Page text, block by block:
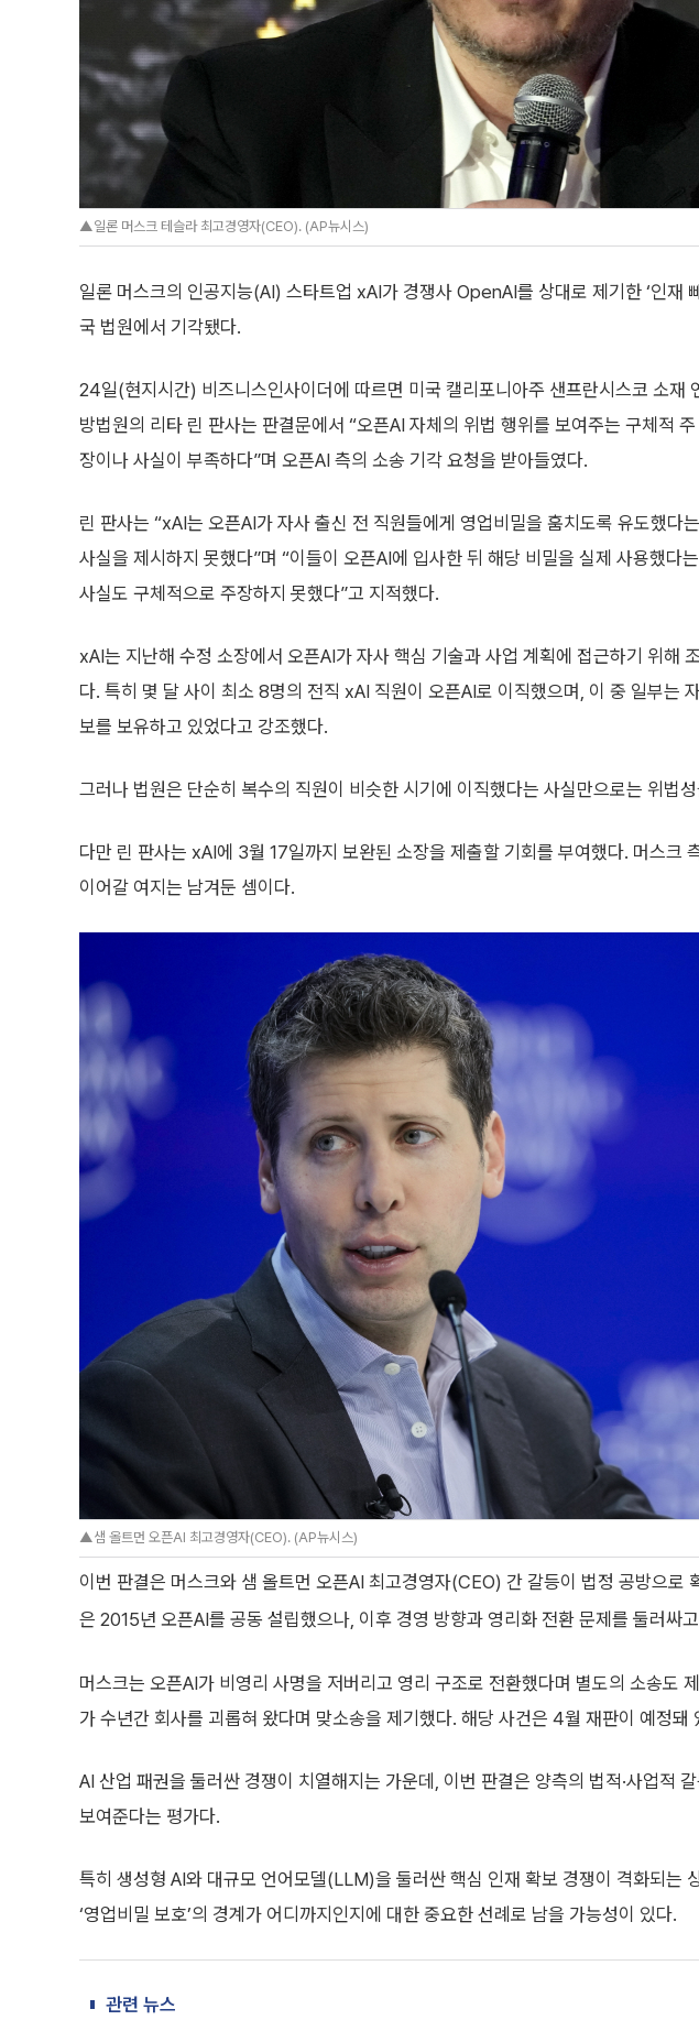
▲일론 머스크 테슬라 최고경영자(CEO). (AP뉴시스)
일론 머스크의 인공지능(AI) 스타트업 xAI가 경쟁사 OpenAI를 상대로 제기한 ‘인재
국 법원에서 기각됐다.
24일(현지시간) 비즈니스인사이더에 따르면 미국 캘리포니아주 샌프란시스코 소재
방법원의 리타 린 판사는 판결문에서 “오픈AI 자체의 위법 행위를 보여주는 구체적 주
장이나 사실이 부족하다”며 오픈AI 측의 소송 기각 요청을 받아들였다.
린 판사는 “xAI는 오픈AI가 자사 출신 전 직원들에게 영업비밀을 훔치도록 유도했다는
사실을 제시하지 못했다”며 “이들이 오픈AI에 입사한 뒤 해당 비밀을 실제 사용했다는
사실도 구체적으로 주장하지 못했다”고 지적했다.
xAI는 지난해 수정 소장에서 오픈AI가 자사 핵심 기술과 사업 계획에 접근하기 위해
다. 특히 몇 달 사이 최소 8명의 전직 xAI 직원이 오픈AI로 이직했으며, 이 중 일부는
보를 보유하고 있었다고 강조했다.
그러나 법원은 단순히 복수의 직원이 비슷한 시기에 이직했다는 사실만으로는 위법
다만 린 판사는 xAI에 3월 17일까지 보완된 소장을 제출할 기회를 부여했다. 머스크
이어갈 여지는 남겨둔 셈이다.
▲샘 올트먼 오픈AI 최고경영자(CEO). (AP뉴시스)
이번 판결은 머스크와 샘 올트먼 오픈AI 최고경영자(CEO) 간 갈등이 법정 공방으로
은 2015년 오픈AI를 공동 설립했으나, 이후 경영 방향과 영리화 전환 문제를 둘러싸
머스크는 오픈AI가 비영리 사명을 저버리고 영리 구조로 전환했다며 별도의 소송도
가 수년간 회사를 괴롭혀 왔다며 맞소송을 제기했다. 해당 사건은 4월 재판이 예정돼
AI 산업 패권을 둘러싼 경쟁이 치열해지는 가운데, 이번 판결은 양측의 법적·사업적
보여준다는 평가다.
특히 생성형 AI와 대규모 언어모델(LLM)을 둘러싼 핵심 인재 확보 경쟁이 격화되는
‘영업비밀 보호’의 경계가 어디까지인지에 대한 중요한 선례로 남을 가능성이 있다.
관련 뉴스